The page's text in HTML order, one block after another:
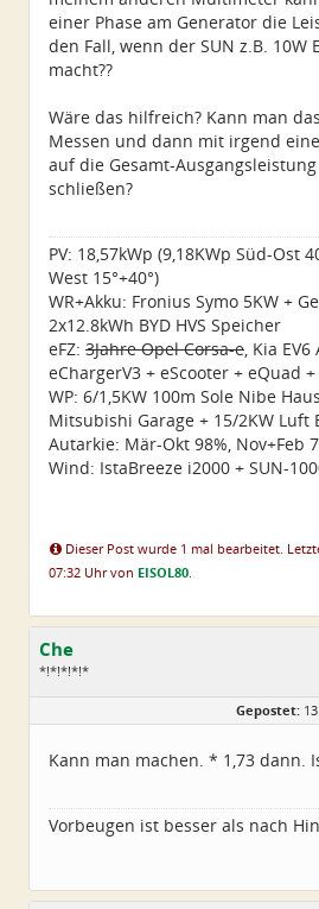
einer Phase am Generator die
den Fall, wenn der SUN z.B. 10W
macht??
Wäre das hilfreich? Kann man
Messen und dann mit irgend
auf die Gesamt-
schließen?
PV: 18,57kWp (9,18KWp Süd-Ost
West 15°+40°)
WR+Akku: Fronius Symo 5KW +
2x12.8kWh BYD HVS Speicher
eFZ: 3Jahre Opel Corsa-e , Kia
eChargerV3 + eScooter + eQuad
WP: 6/1,5KW 100m Sole Nibe
Mitsubishi Garage + 15/2KW Luft
Autarkie: Mär-Okt 98%, Nov+Feb
Wind: IstaBreeze i2000 + SUN-
Dieser Post wurde 1 mal bearbeitet.
07:32 Uhr von EISOL80
Che
*!*!*!*!*
Alter:
72
Dabei seit:
06 / 2014
Gepostet:
Kann man machen. * 1,73 dann.
Vorbeugen ist besser als nach